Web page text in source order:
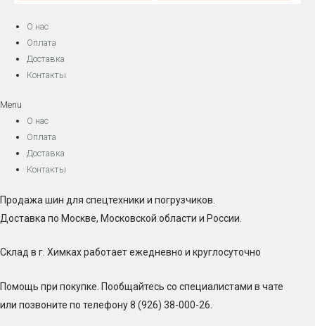
О нас
Оплата
Доставка
Контакты
Menu
О нас
Оплата
Доставка
Контакты
Продажа шин для спецтехники и погрузчиков.
Доставка по Москве, Московской области и России.
Склад в г. Химках работает ежедневно и круглосуточно
Помощь при покупке. Пообщайтесь со специалистами в чате
или позвоните по телефону 8 (926) 38-000-26.